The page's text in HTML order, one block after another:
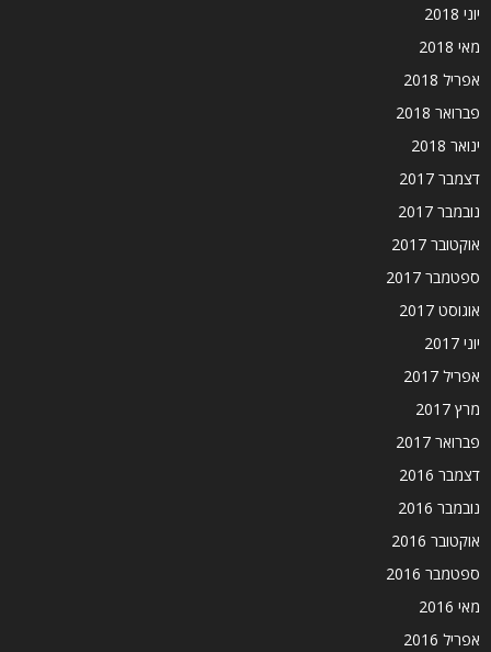
יוני 2018
מאי 2018
אפריל 2018
פברואר 2018
ינואר 2018
דצמבר 2017
נובמבר 2017
אוקטובר 2017
ספטמבר 2017
אוגוסט 2017
יוני 2017
אפריל 2017
מרץ 2017
פברואר 2017
דצמבר 2016
נובמבר 2016
אוקטובר 2016
ספטמבר 2016
מאי 2016
אפריל 2016